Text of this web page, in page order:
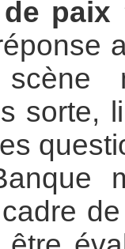
paix
sorte,